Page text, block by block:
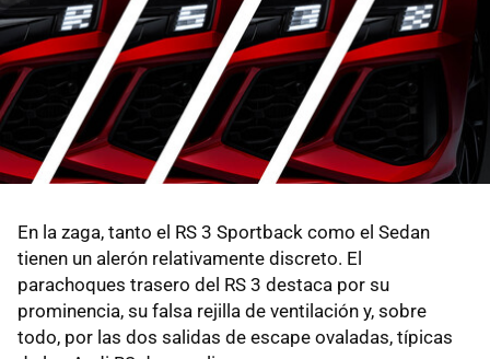
En la zaga, tanto el RS 3 Sportback como el Sedan
tienen un alerón relativamente discreto. El
parachoques trasero del RS 3 destaca por su
prominencia, su falsa rejilla de ventilación y, sobre
todo, por las dos salidas de escape ovaladas, típicas